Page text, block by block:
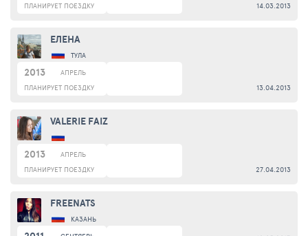
ПЛАНИРУЕТ ПОЕЗДКУ
14.03.2013
ЕЛЕНА
ТУЛА
2013
АПРЕЛЬ
ПЛАНИРУЕТ ПОЕЗДКУ
13.04.2013
VALERIE FAIZ
2013
АПРЕЛЬ
ПЛАНИРУЕТ ПОЕЗДКУ
27.04.2013
FREENATS
КАЗАНЬ